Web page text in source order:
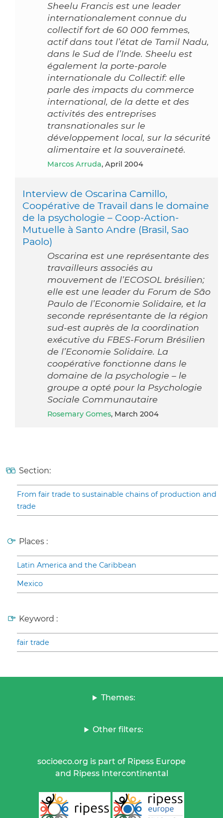
Sheelu Francis est une leader
internationalement connue du
collectif fort de 60 000 femmes,
actif dans tout l’état de Tamil Nadu,
dans le Sud de l’Inde. Sheelu est
également la porte-parole
internationale du Collectif: elle
parle des impacts du commerce
international, de la dette et des
activités des entreprises
transnationales sur le
développement local, sur la sécurité
alimentaire et la souveraineté.
Marcos Arruda, April 2004
Interview de Oscarina Camillo,
Coopérative de Travail dans le domaine
de la psychologie – Coop-Action-
Mutuelle à Santo Andre (Brasil, Sao
Paolo)
Oscarina est une représentante des
travailleurs associés au
mouvement de l’ECOSOL brésilien;
elle est une leader du Forum de São
Paulo de l’Economie Solidaire, et la
seconde représentante de la région
sud-est auprès de la coordination
exécutive du FBES-Forum Brésilien
de l’Economie Solidaire. La
coopérative fonctionne dans le
domaine de la psychologie – le
groupe a opté pour la Psychologie
Sociale Communautaire
Rosemary Gomes, March 2004
Section:
From fair trade to sustainable chains of production and
trade
Places :
Latin America and the Caribbean
Mexico
Keyword :
fair trade
Themes:
Other filters:
socioeco.org is part of Ripess Europe
and Ripess Intercontinental